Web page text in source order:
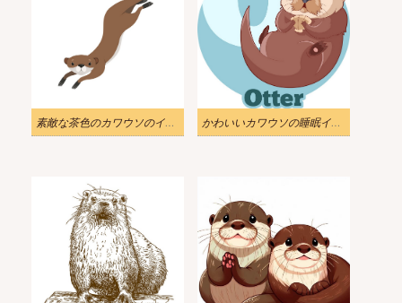
素敵な茶色のカワウソのイラスト かわいいカワウソの睡眠イラスト